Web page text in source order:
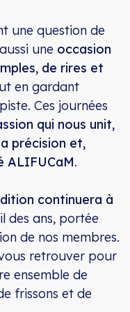
une question de
une occasion
de rires et
en gardant
Ces journées
qui nous unit,
précision et,
ALIFUCaM.
continuera à
des ans, portée
de nos membres.
retrouver pour
ensemble de
frissons et de